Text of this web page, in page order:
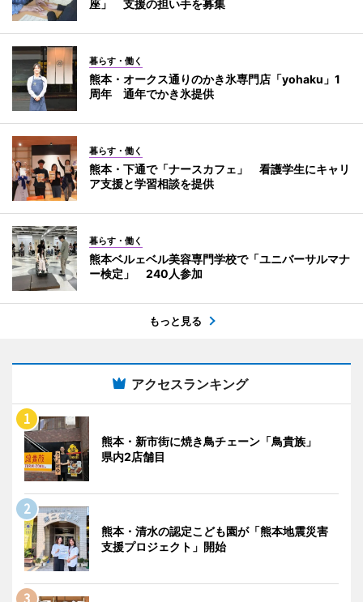
座」 支援の担い手を募集
暮らす・働く
熊本・オークス通りのかき氷専門店「yohaku」1
周年 通年でかき氷提供
暮らす・働く
熊本・下通で「ナースカフェ」 看護学生にキャリ
ア支援と学習相談を提供
暮らす・働く
熊本ベルェベル美容専門学校で「ユニバーサルマナ
ー検定」 240人参加
もっと見る
アクセスランキング
熊本・新市街に焼き鳥チェーン「鳥貴族」
県内2店舗目
熊本・清水の認定こども園が「熊本地震災害
支援プロジェクト」開始